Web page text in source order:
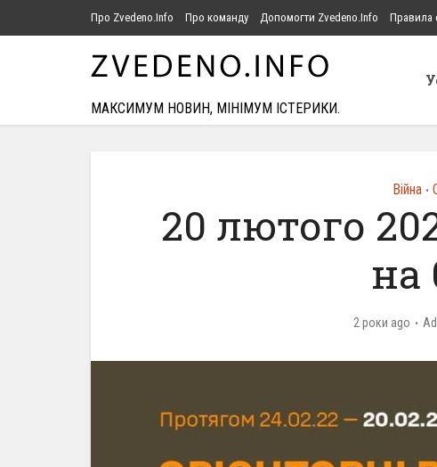
Про Zvedeno.Info Про команду Допомогти Zvedeno.Info Правила
МАКСИМУМ НОВИН, МІНІМУМ ІСТЕРИКИ.
Війна •
20 лютого
на
2 роки ago